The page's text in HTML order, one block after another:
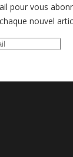
pour vous
nouvel